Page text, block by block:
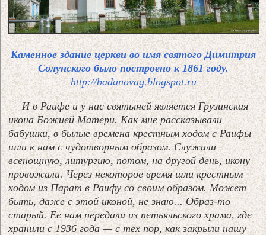
Каменное здание церкви во имя святого Димитрия
Солунского было построено к 1861 году.
http://badanovag.blogspot.ru
—И в Раифе и у нас святыней является Грузинская
икона Божией Матери. Как мне рассказывали
бабушки, в былые времена крестным ходом с Раифы
шли к нам с чудотворным образом. Служили
всенощную, литургию, потом, на другой день, икону
провожали. Через некоторое время шли крестным
ходом из Парат в Раифу со своим образом. Может
быть, даже с этой иконой, не знаю... Образ-то
старый. Ее нам передали из петьяльского храма, где
хранили с 1936 года — с тех пор, как закрыли нашу